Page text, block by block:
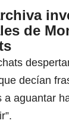
de
decían
a aguantar